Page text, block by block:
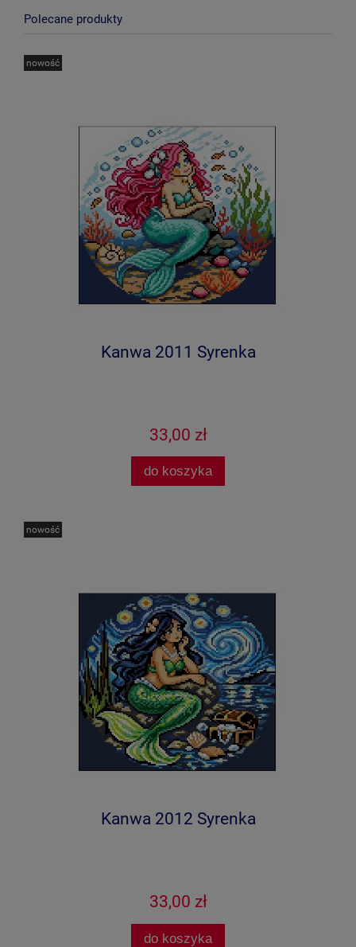
Polecane produkty
Kanwa 2011 Syrenka
33,00 zł
do koszyka
nowość
Kanwa 2012 Syrenka
33,00 zł
do koszyka
nowość